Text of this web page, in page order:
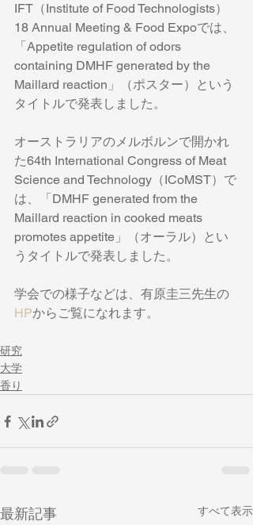
IFT（Institute of Food Technologists）
18 Annual Meeting & Food Expoでは、
「Appetite regulation of odors
containing DMHF generated by the
Maillard reaction」（ポスター）という
タイトルで発表しました。
オーストラリアのメルボルンで開かれ
た64th International Congress of Meat
Science and Technology（ICoMST）で
は、「DMHF generated from the
Maillard reaction in cooked meats
promotes appetite」（オーラル）とい
うタイトルで発表しました。
学会での様子などは、有原圭三先生の
HPからご覧になれます。
研究
大学
香り
最新記事 すべて表示